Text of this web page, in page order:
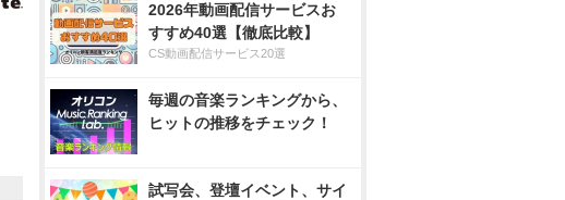
2026年動画配信サービスお
すすめ40選【徹底比較】
CS動画配信サービス20選
毎週の音楽ランキングから、
ヒットの推移をチェック！
試写会、登壇イベント、サイ